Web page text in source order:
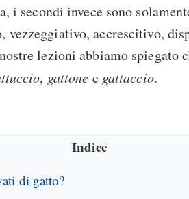
i secondi invece sono
vezzeggiativo, accrescitivo,
lezioni abbiamo spiegato
, gattone e gattaccio.
Indice
di gatto?